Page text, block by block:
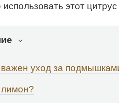
этот
уход за